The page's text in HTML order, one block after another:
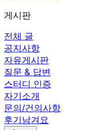
게시판
전체 글
공지사항
자유게시판
질문 & 답변
스터디 인증
자기소개
문의/건의사항
후기남겨요